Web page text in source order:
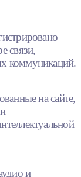
связи,
коммуникаций.
на сайте,
и